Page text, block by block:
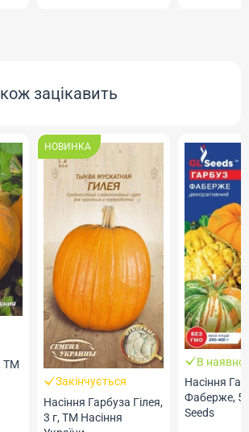
зацікавить
ТМ
НОВИНКА
Закінчується
Насіння Гарбуза Гілея,
3 г, ТМ Насіння
В
Насіння
Фаберже, 5
Seeds